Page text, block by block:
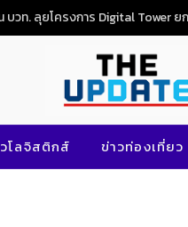
โลจิสติกส์ ข่าวท่องเที่ยว